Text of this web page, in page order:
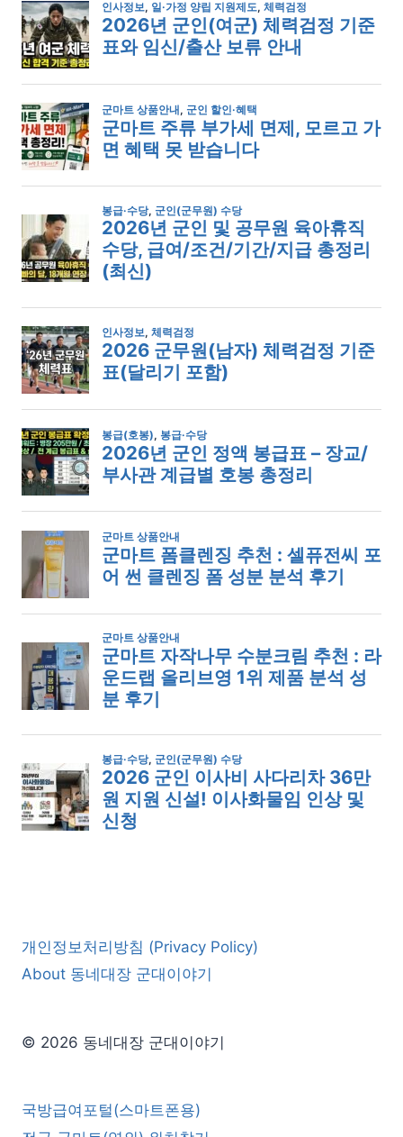
개인정보처리방침 (Privacy Policy)
About 동네대장 군대이야기
© 2026 동네대장 군대이야기
국방급여포털(스마트폰용)